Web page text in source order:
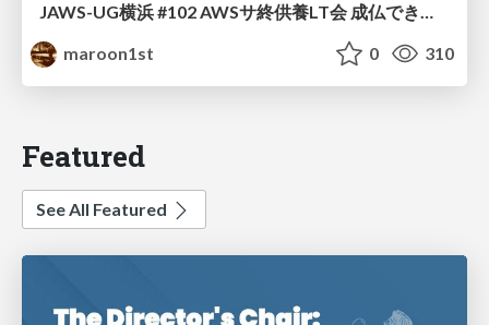
JAWS-UG横浜 #102 AWSサ終供養LT会 成仏できない AWS サービスたち 〜本日、三体供養します〜
maroon1st
0 310
Featured
See All Featured